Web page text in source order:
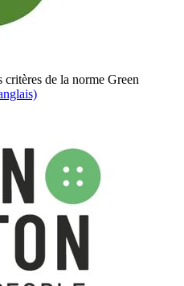
de la norme Green